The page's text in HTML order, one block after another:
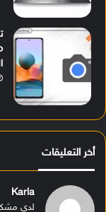
أخر التعليقات
Karla
لدي